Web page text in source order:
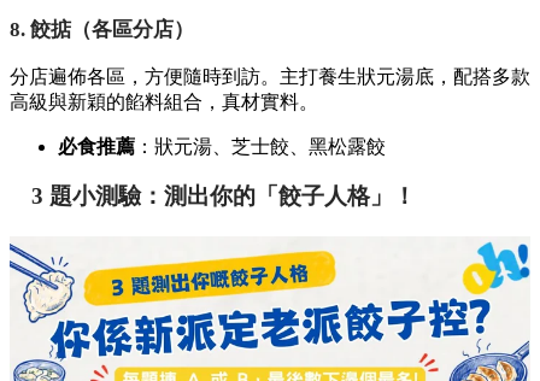
8. 餃掂（各區分店）
分店遍佈各區， 方便隨時到訪。 主打養生狀元湯底， 配搭多款
高級與新穎的餡料組合， 真材實料。
必食推薦 ：狀元湯、 芝士餃、 黑松露餃
3 題小測驗：測出你的「餃子人格」！